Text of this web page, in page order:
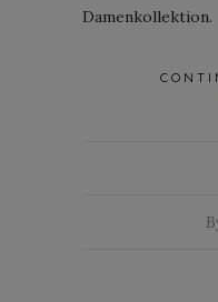
Damenkollektion.